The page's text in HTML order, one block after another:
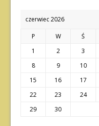
czerwiec 2026
P W Ś
1
2 3
8
9 10
15
16 17
22
23 24
29
30